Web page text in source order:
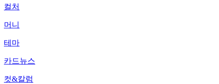
컬처
머니
테마
카드뉴스
컷&칼럼